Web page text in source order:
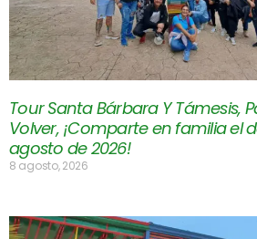
Tour Santa Bárbara Y Támesis,
Volver, ¡Comparte en familia el
agosto de 2026!
8 agosto, 2026